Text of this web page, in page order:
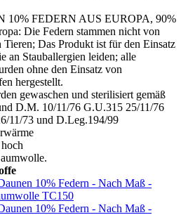
FEDERN AUS EUROPA, 90%
Die Federn stammen nicht von
Tieren; Das Produkt ist für den Einsatz
an Stauballergien leiden; alle
ohne den Einsatz von
hergestellt.
gewaschen und sterilisiert gemäß
D.M. 10/11/76 G.U.315 25/11/76
11/73 und D.Leg.194/99